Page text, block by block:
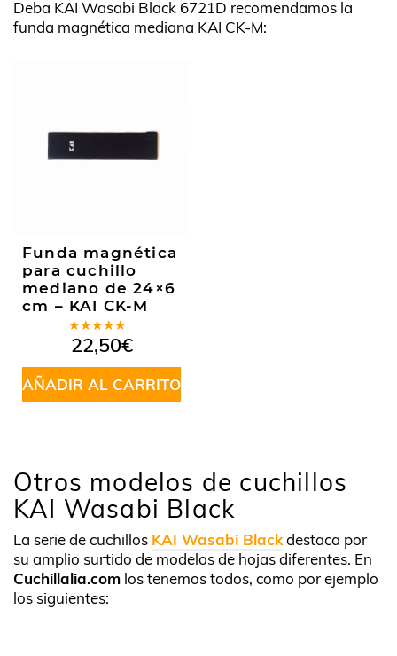
Deba KAI Wasabi Black 6721D recomendamos la
funda magnética mediana KAI CK-M:
Funda magnética
para cuchillo
mediano de 24×6
cm – KAI CK-M
Valorado
en4.85
de 5
22,50€
AÑADIR AL CARRITO
Otros modelos de cuchillos
KAI Wasabi Black
La serie de cuchillos KAI Wasabi Blackdestaca por
su amplio surtido de modelos de hojas diferentes. En
Cuchillalia.com los tenemos todos, como por ejemplo
los siguientes: